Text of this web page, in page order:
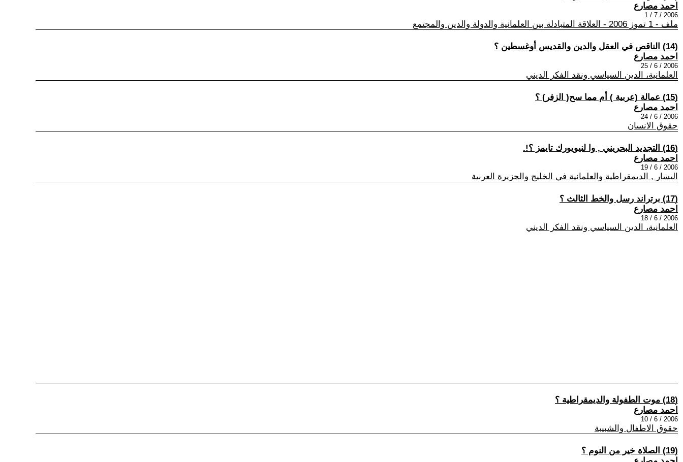
احمد مصارع
2006 / 7 / 1
ملف - 1 تموز 2006 - العلاقة المتبادلة بين العلمانية والدولة والدين والمجتمع
(14) الناقص في العقل والدين والقديس أوغسطين ؟
احمد مصارع
2006 / 6 / 25
العلمانية، الدين السياسي ونقد الفكر الديني
(15) عمالة (عربية ) أم مما سح( الزفر) ؟
احمد مصارع
2006 / 6 / 24
حقوق الانسان
(16) التجديد البحريني , وا لنيويورك تايمز ؟!.
احمد مصارع
2006 / 6 / 19
اليسار , الديمقراطية والعلمانية في الخليج والجزيرة العربية
(17) برتراند رسل والخط الثالث ؟
احمد مصارع
2006 / 6 / 18
العلمانية، الدين السياسي ونقد الفكر الديني
(18) موت الطفولة والديمقراطية ؟
احمد مصارع
2006 / 6 / 10
حقوق الاطفال والشبيبة
(19) الصلاة خير من النوم ؟